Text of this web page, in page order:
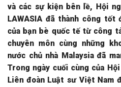
và các sự kiện bên lề, Hội
LAWASIA đã thành công
của bạn bè quốc tế từ công
chuyên môn cùng những
nước chủ nhà Malaysia đã
Trong ngày cuối cùng của
Liên đoàn Luật sư Việt Nam